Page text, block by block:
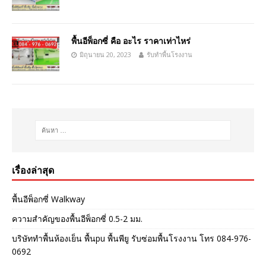
พื้นอีพ็อกซี่ คือ อะไร ราคาเท่าไหร่
มิถุนายน 20, 2023 รับทำพื้นโรงงาน
เรื่องล่าสุด
พื้นอีพ็อกซี่ Walkway
ความสำคัญของพื้นอีพ็อกซี่ 0.5-2 มม.
บริษัททำพื้นห้องเย็น พื้นpu พื้นพียู รับซ่อมพื้นโรงงาน โทร 084-976-
0692